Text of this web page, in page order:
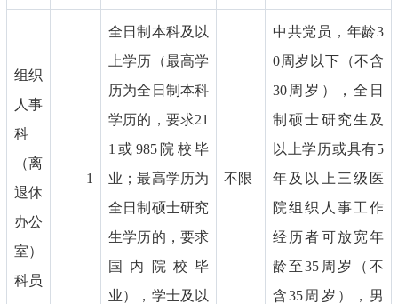
组织
人事
科
（离
退休
办公
室）
科员
1
全日制本科及以
上学历（最高学
历为全日制本科
学历的，要求21
1或985院校毕
业；最高学历为
全日制硕士研究
生学历的，要求
国内院校毕
业），学士及以
不限
中共党员，年龄3
0周岁以下（不含
30周岁），全日
制硕士研究生及
以上学历或具有5
年及以上三级医
院组织人事工作
经历者可放宽年
龄至35周岁（不
含35周岁），男